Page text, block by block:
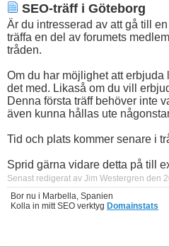
SEO-träff i Göteborg
Är du intresserad av att gå till
träffa en del av forumets
tråden.
Om du har möjlighet att erbjuda
det med. Likaså om du vill
Denna första träff behöver inte
även kunna hållas ute
Tid och plats kommer senare i
Sprid gärna vidare detta på till
Senast redigerat av Jim Westergren den
Bor nu i Marbella, Spanien
Kolla in mitt SEO verktyg Domainstats